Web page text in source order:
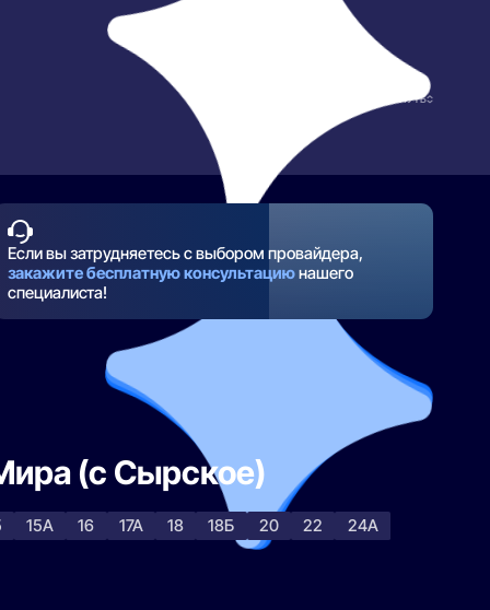
РАЗВЕРНУТЬ
Если вы затрудняетесь с выбором провайдера,
закажите бесплатную консультациюнашего
специалиста!
(с Сырское)
15А 16 17А 18 18Б 20 22
24А